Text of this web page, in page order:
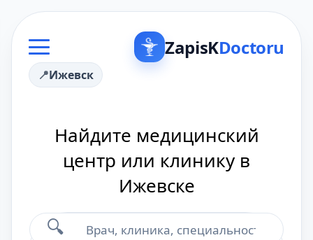
ZapisKDoctoru
Ижевск
Найдите медицинский
центр или клинику в
Ижевске
🔍